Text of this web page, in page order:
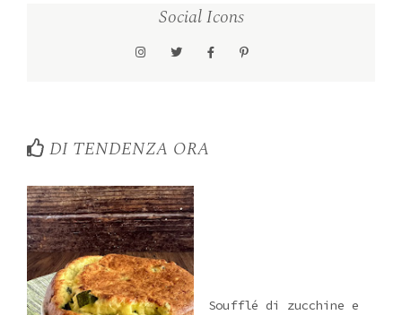
Social Icons
DI TENDENZA ORA
Soufflé di zucchine e